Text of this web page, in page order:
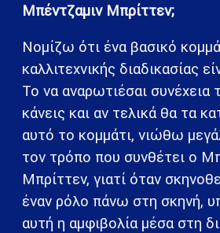
Μπέντζαμιν Μπρίττεν;
Νομίζω ότι ένα βασικό
καλλιτεχνικής διαδικασίας
Το να αναρωτιέσαι συνέχεια
κάνεις και αν τελικά θα τα
αυτό το κομμάτι, νιώθω
τον τρόπο που συνθέτει ο
Μπρίττεν, γιατί όταν
έναν ρόλο πάνω στη σκηνή,
αυτή η αμφιβολία μέσα στη